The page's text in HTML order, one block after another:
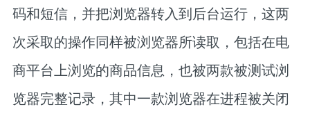
码和短信，并把浏览器转入到后台运行，这两
次采取的操作同样被浏览器所读取，包括在电
商平台上浏览的商品信息，也被两款被测试浏
览器完整记录，其中一款浏览器在进程被关闭